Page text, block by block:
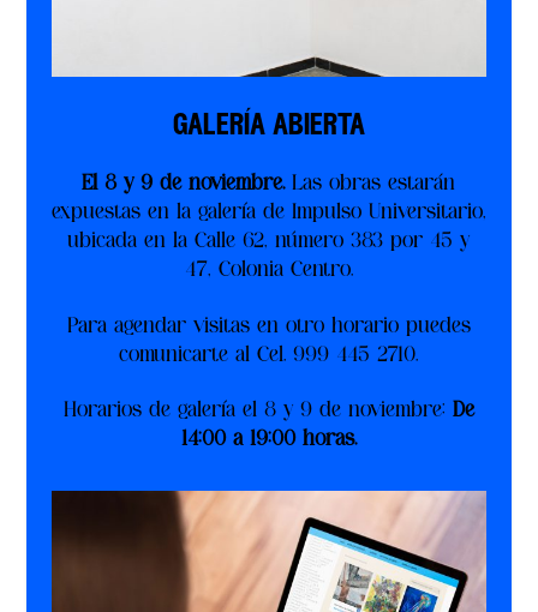
galería abierta
El 8 y 9 de noviembre.Las obras estarán
expuestas en la galería de Impulso Universitario,
ubicada en la Calle 62, número 383 por 45 y
47, Colonia Centro.
Para agendar visitas en otro horario puedes
comunicarte alCel. 999 445 2710.
Horarios de galería el 8 y 9 de noviembre: De
14:00 a 19:00 horas.